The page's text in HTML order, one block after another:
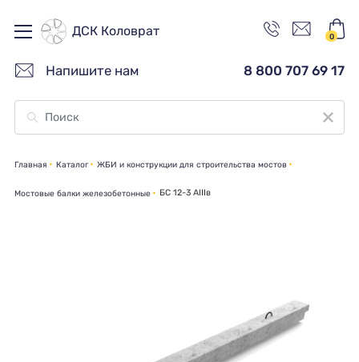
ДСК Коловрат 0
Напишите нам 8 800 707 69 17
Главная Каталог ЖБИ и конструкции для строительства мостов
Мостовые балки железобетонные БС 12-3 АIIIв